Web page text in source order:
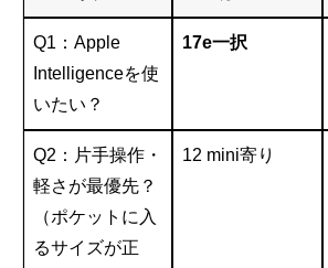
Q1：Apple
Intelligenceを使
いたい？
17e一択
Q2：片手操作・
軽さが最優先？
（ポケットに入
るサイズが正
12 mini寄り